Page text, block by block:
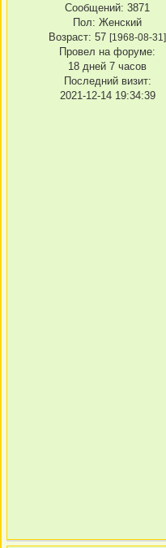
Сообщений: 3871
Пол: Женский
Возраст: 57 [1968-08-31]
Провел на форуме:
18 дней 7 часов
Последний визит:
2021-12-14 19:34:39